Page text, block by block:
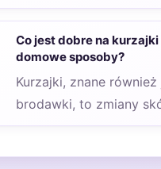
wywołane przez wirusy
grupy HPV. Wiele…
Co jest dobre na kurzajki
domowe sposoby?
Kurzajki, znane również
brodawki, to zmiany
wywołane przez wirusy